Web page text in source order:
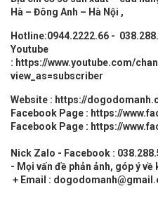
Hà – Đông Anh – Hà Nội ,
Hotline:0944.2222.66 -
Youtube
: https://www.youtube.com/
view_as=subscriber
Website : https://
Facebook Page : https://
Facebook Page : https://
Nick Zalo - Facebook :
- Mọi vấn đề phản ảnh, góp ý
+ Email :